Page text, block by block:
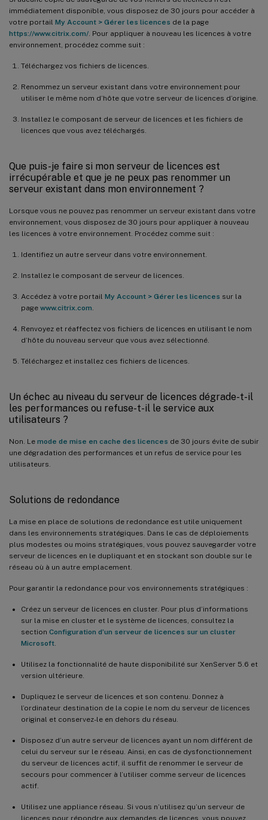
immédiatement disponible, vous disposez de 30 jours pour accéder à
votre portail My Account > Gérer les licences de la page
https://www.citrix.com/ . Pour appliquer à nouveau les licences à votre
environnement, procédez comme suit :
Téléchargez vos fichiers de licences.
Renommez un serveur existant dans votre environnement pour
utiliser le même nom d’hôte que votre serveur de licences d’origine.
Installez le composant de serveur de licences et les fichiers de
licences que vous avez téléchargés.
Que puis-je faire si mon serveur de licences est
irrécupérable et que je ne peux pas renommer un
serveur existant dans mon environnement ?
Lorsque vous ne pouvez pas renommer un serveur existant dans votre
environnement, vous disposez de 30 jours pour appliquer à nouveau
les licences à votre environnement. Procédez comme suit :
Identifiez un autre serveur dans votre environnement.
Installez le composant de serveur de licences.
Accédez à votre portail My Account > Gérer les licences sur la
page www.citrix.com
Renvoyez et réaffectez vos fichiers de licences en utilisant le nom
d’hôte du nouveau serveur que vous avez sélectionné.
Téléchargez et installez ces fichiers de licences.
Un échec au niveau du serveur de licences dégrade-t-il
les performances ou refuse-t-il le service aux
utilisateurs ?
Non. Le mode de mise en cache des licences de 30 jours évite de subir
une dégradation des performances et un refus de service pour les
utilisateurs.
Solutions de redondance
La mise en place de solutions de redondance est utile uniquement
dans les environnements stratégiques. Dans le cas de déploiements
plus modestes ou moins stratégiques, vous pouvez sauvegarder votre
serveur de licences en le dupliquant et en stockant son double sur le
réseau où à un autre emplacement.
Pour garantir la redondance pour vos environnements stratégiques :
Créez un serveur de licences en cluster. Pour plus d’informations
sur la mise en cluster et le système de licences, consultez la
section Configuration d’un serveur de licences sur un cluster
Microsoft
Utilisez la fonctionnalité de haute disponibilité sur XenServer 5.6 et
version ultérieure.
Dupliquez le serveur de licences et son contenu. Donnez à
l’ordinateur destination de la copie le nom du serveur de licences
original et conservez-le en dehors du réseau.
Disposez d’un autre serveur de licences ayant un nom différent de
celui du serveur sur le réseau. Ainsi, en cas de dysfonctionnement
du serveur de licences actif, il suffit de renommer le serveur de
secours pour commencer à l’utiliser comme serveur de licences
actif.
Utilisez une appliance réseau. Si vous n’utilisez qu’un serveur de
licences pour répondre aux demandes de licences, vous pouvez